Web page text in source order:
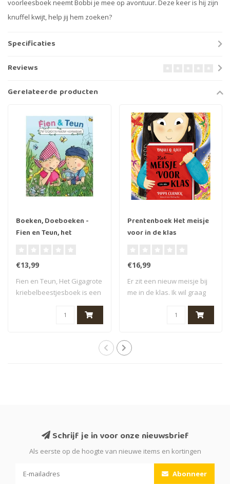
voorleesboek neemt Bobbi je mee op avontuur. Deze keer is hij zijn
knuffel kwijt, help jij hem zoeken?
Specificaties
Reviews
Gerelateerde producten
Boeken, Doeboeken -
Fien en Teun, het
€13,99
Fien en Teun, Het Gigagrote
kriebelbeestjesboek is een
Prentenboek Het meisje
voor in de klas
€16,99
Er zit een nieuw meisje bij
me in de klas. Ik wil graag
Schrijf je in voor onze nieuwsbrief
Als eerste op de hoogte van nieuwe items en kortingen
Abonneer